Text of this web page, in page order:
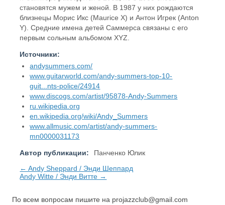
становятся мужем и женой. В 1987 у них рождаются
близнецы Морис Икс (Maurice X) и Антон Игрек (Anton
Y). Средние имена детей Саммерса связаны с его
первым сольным альбомом XYZ.
Источники:
andysummers.com/
www.guitarworld.com/andy-summers-top-10-
guit...nts-police/24914
www.discogs.com/artist/95878-Andy-Summers
ru.wikipedia.org
en.wikipedia.org/wiki/Andy_Summers
www.allmusic.com/artist/andy-summers-
mn0000031173
Автор публикации:
Панченко Юлик
← Andy Sheppard / Энди Шеппард
Andy Witte / Энди Витте →
По всем вопросам пишите на projazzclub@gmail.com